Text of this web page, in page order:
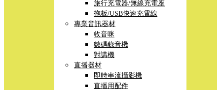
旅行充電器/無線充電座
拖板/USB快速充電線
專業音訊器材
收音咪
數碼錄音機
對講機
直播器材
即時串流攝影機
直播用配件